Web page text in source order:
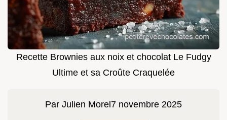
Recette Brownies aux noix et chocolat Le Fudgy
Ultime et sa Croûte Craquelée
Par Julien Morel 7 novembre 2025